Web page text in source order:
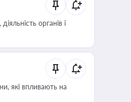
органів і
які впливають на